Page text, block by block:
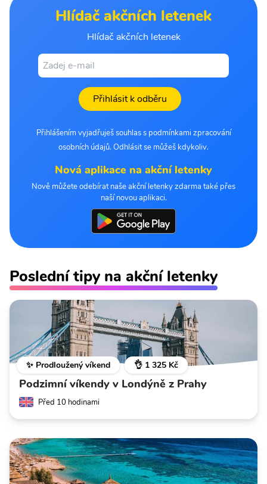
Hlídač akčních letenek
Hlídač akčních letenek
Přihlásit k odběru
Přihlášením vyjadřuješ souhlas s podmínkami zpracování
osobních údajů. Odhlásit se můžeš kdykoliv.
Nová aplikace na akční letenky
Nově můžete odebírat naše akční letenky zdarma také přes
naší novou aplikaci.
Poslední tipy na akční letenky
✨ Prodloužený víkend 👌 1 325 Kč
Podzimní víkendy v Londýně z Prahy
Před 10 hodinami